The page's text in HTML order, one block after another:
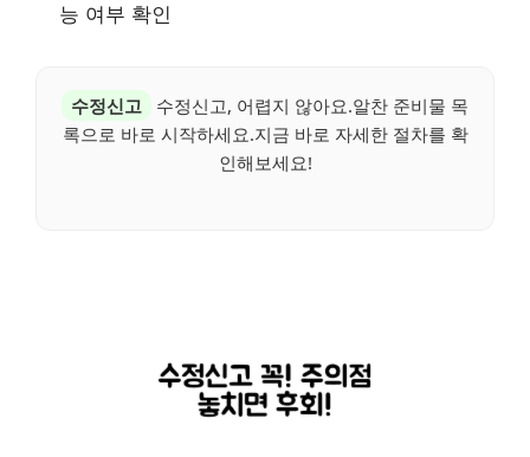
능 여부 확인
수정신고
수정신고, 어렵지 않아요.알찬 준비물 목
록으로 바로 시작하세요.지금 바로 자세한 절차를 확
인해보세요!